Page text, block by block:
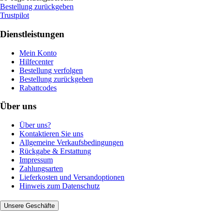
Bestellung zurückgeben
Trustpilot
Dienstleistungen
Mein Konto
Hilfecenter
Bestellung verfolgen
Bestellung zurückgeben
Rabattcodes
Über uns
Über uns?
Kontaktieren Sie uns
Allgemeine Verkaufsbedingungen
Rückgabe & Erstattung
Impressum
Zahlungsarten
Lieferkosten und Versandoptionen
Hinweis zum Datenschutz
Unsere Geschäfte